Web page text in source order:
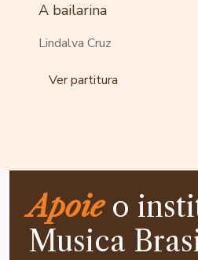
A bailarina
Lindalva Cruz
Ver partitura
Apoieo
Musica